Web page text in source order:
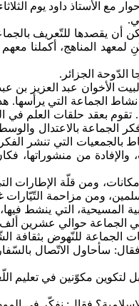
أن يقصدها للتّعريف
المناهج، أكملنا
الجزائر.
عبد العزيز بن عبد
تقوم بعقد حلقات العلم
الجماعة بالاعتدال
التي تنشر
من منشوراتها،
ومن قلّة الإطارات
ومن مزاحمة التّيّارات
في الجماعة حوالي عشرين
الجماعة للنّهوض بثقافة
سأحاول الاتّصال
مكوّنين في تعليم اللّغة